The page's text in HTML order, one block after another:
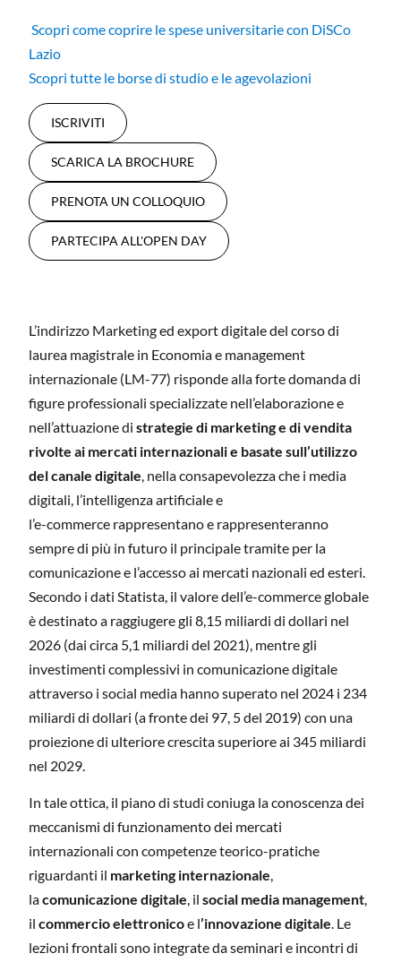
Scopri come coprire le spese universitarie con DiSCo
Lazio
Scopri tutte le borse di studio e le agevolazioni
ISCRIVITI
SCARICA LA BROCHURE
PRENOTA UN COLLOQUIO
PARTECIPA ALL'OPEN DAY
L’indirizzo Marketing ed export digitale del corso di
laurea magistrale in Economia e management
internazionale (LM-77) risponde alla forte domanda di
figure professionali specializzate nell’elaborazione e
nell’attuazione di strategie di marketing e di vendita
rivolte ai mercati internazionali e basate sull’utilizzo
del canale digitale , nella consapevolezza che i media
digitali, l’intelligenza artificiale e
l’e-commerce rappresentano e rappresenteranno
sempre di più in futuro il principale tramite per la
comunicazione e l’accesso ai mercati nazionali ed esteri.
Secondo i dati Statista, il valore dell’e-commerce globale
è destinato a raggiugere gli 8,15 miliardi di dollari nel
2026 (dai circa 5,1 miliardi del 2021), mentre gli
investimenti complessivi in comunicazione digitale
attraverso i social media hanno superato nel 2024 i 234
miliardi di dollari (a fronte dei 97, 5 del 2019) con una
proiezione di ulteriore crescita superiore ai 345 miliardi
nel 2029.
In tale ottica, il piano di studi coniuga la conoscenza dei
meccanismi di funzionamento dei mercati
internazionali con competenze teorico-pratiche
riguardanti il marketing internazionale,
lacomunicazione digitale, il social media management,
il commercio elettronicoe l’innovazione digitale. Le
lezioni frontali sono integrate da seminari e incontri di